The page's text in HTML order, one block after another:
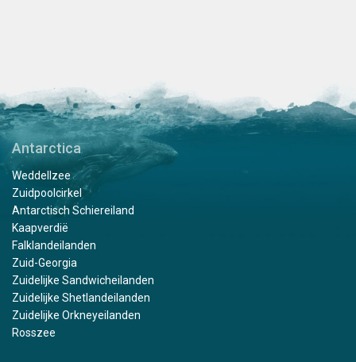
Antarctica
Weddellzee
Zuidpoolcirkel
Antarctisch Schiereiland
Kaapverdië
Falklandeilanden
Zuid-Georgia
Zuidelijke Sandwicheilanden
Zuidelijke Shetlandeilanden
Zuidelijke Orkneyeilanden
Rosszee